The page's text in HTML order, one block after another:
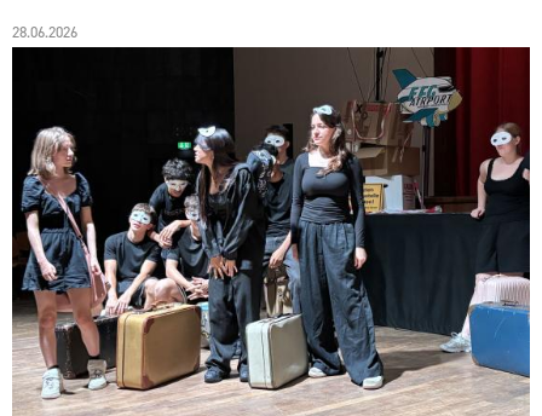
28.06.2026